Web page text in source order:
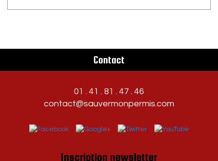
Contact
01 . 41 . 81 . 47 . 46
contact@sauvermonpermis.com
Inscription newsletter